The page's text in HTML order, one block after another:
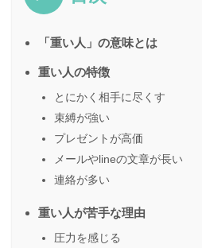
「重い人」の意味とは
重い人の特徴
とにかく相手に尽くす
束縛が強い
プレゼントが高価
メールやlineの文章が長い
連絡が多い
重い人が苦手な理由
圧力を感じる